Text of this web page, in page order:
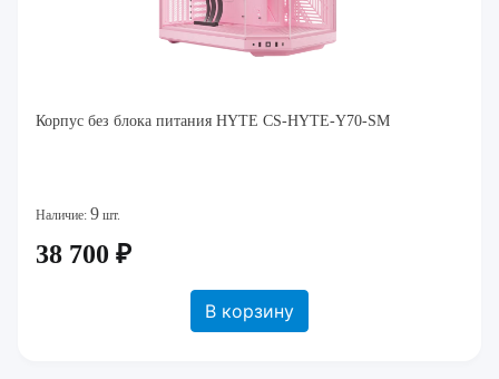
Корпус без блока питания HYTE CS-HYTE-Y70-SM
Наличие: 9 шт.
38 700 ₽
В корзину